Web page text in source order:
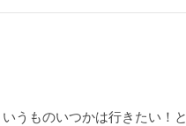
うものいつかは行きたい！